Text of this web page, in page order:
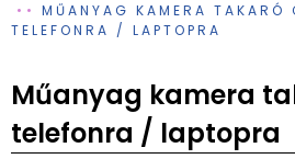
MŰANYAG KAMERA TAKARÓ
TELEFONRA / LAPTOPRA
Műanyag kamera
telefonra / laptopra